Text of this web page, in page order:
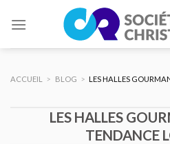
ACCUEIL > BLOG > LES HALLES
LES HALLES
TENDANCE